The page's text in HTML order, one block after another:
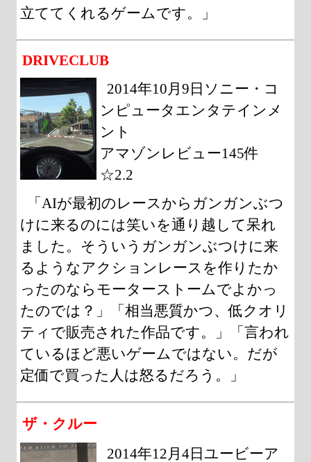
立ててくれるゲームです。」
DRIVECLUB
2014年10月9日ソニー・コ
ンピュータエンタテインメ
ント
アマゾンレビュー145件
☆2.2
「AIが最初のレースからガンガンぶつ
けに来るのには笑いを通り越して呆れ
ました。そういうガンガンぶつけに来
るようなアクションレースを作りたか
ったのならモーターストームでよかっ
たのでは？」「相当悪質かつ、低クオリ
ティで販売された作品です。」「言われ
ているほど悪いゲームではない。だが
定価で買った人は怒るだろう。」
ザ・クルー
2014年12月4日ユービーア